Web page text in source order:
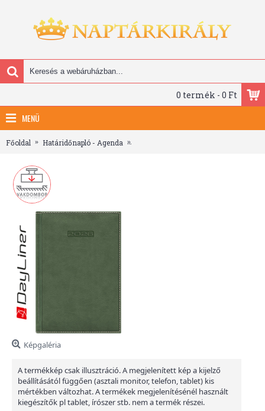
0 termék - 0 Ft
MENÜ
Főoldal Határidőnapló - Agenda
Képgaléria
A termékkép csak illusztráció. A megjelenített kép a kijelző
beállításától függően (asztali monitor, telefon, tablet) kis
mértékben változhat. A termékek megjelenítésénél használt
kiegészítők pl tablet, írószer stb. nem a termék részei.